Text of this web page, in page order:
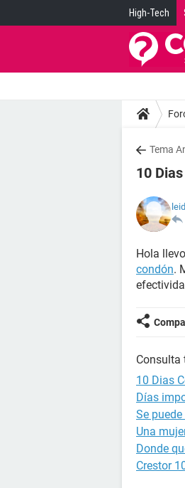
High-Tech
Tema
10
Hola
condón.
Consulta
10 Dias
Días
Se
Una
Donde
Crestor